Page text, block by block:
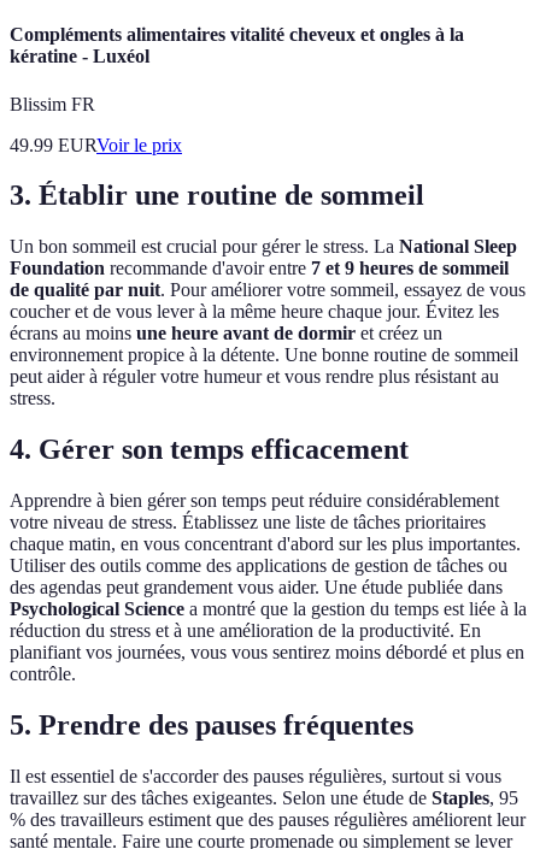
Compléments alimentaires vitalité cheveux et ongles à la
kératine - Luxéol
Blissim FR
49.99 EURVoir le prix
3. Établir une routine de sommeil
Un bon sommeil est crucial pour gérer le stress. La National Sleep
Foundation recommande d'avoir entre 7 et 9 heures de sommeil
de qualité par nuit. Pour améliorer votre sommeil, essayez de vous
coucher et de vous lever à la même heure chaque jour. Évitez les
écrans au moins une heure avant de dormir et créez un
environnement propice à la détente. Une bonne routine de sommeil
peut aider à réguler votre humeur et vous rendre plus résistant au
stress.
4. Gérer son temps efficacement
Apprendre à bien gérer son temps peut réduire considérablement
votre niveau de stress. Établissez une liste de tâches prioritaires
chaque matin, en vous concentrant d'abord sur les plus importantes.
Utiliser des outils comme des applications de gestion de tâches ou
des agendas peut grandement vous aider. Une étude publiée dans
Psychological Science a montré que la gestion du temps est liée à la
réduction du stress et à une amélioration de la productivité. En
planifiant vos journées, vous vous sentirez moins débordé et plus en
contrôle.
5. Prendre des pauses fréquentes
Il est essentiel de s'accorder des pauses régulières, surtout si vous
travaillez sur des tâches exigeantes. Selon une étude de Staples, 95
% des travailleurs estiment que des pauses régulières améliorent leur
santé mentale. Faire une courte promenade ou simplement se lever